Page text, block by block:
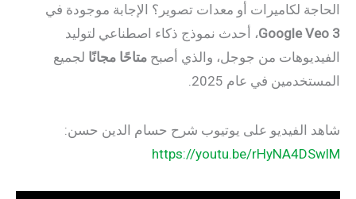
الحاجة لكاميرات أو معدات تصوير؟ الإجابة موجودة في
Google Veo 3، أحدث نموذج ذكاء اصطناعي لتوليد
الفيديوهات من جوجل، والذي أصبح متاحًا مجانًا لجميع
المستخدمين في عام 2025.
شاهد الفيديو على يوتيوب شرح حسام الدين حسن:
https://youtu.be/rHyNA4DSwlM